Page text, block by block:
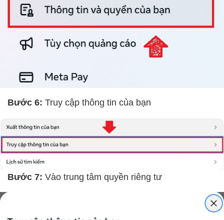
Bước 6: Truy cập thông tin của bạn
Bước 7: Vào trung tâm quyền riêng tư